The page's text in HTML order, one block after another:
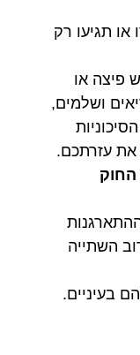
תגיעו רק
פיצה או
ושלמים,
את עזרתכם.
החוק
השתייה
בעיניים.